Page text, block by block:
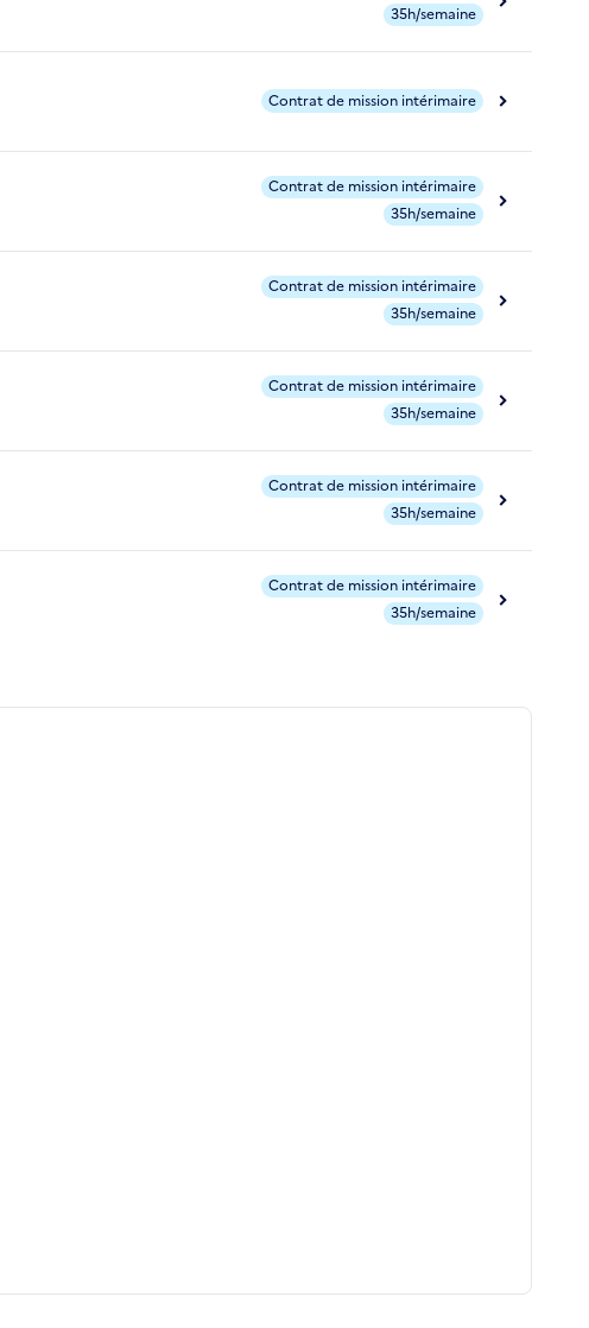
35h/semaine
Contrat de mission intérimaire
Contrat de mission intérimaire
35h/semaine
Contrat de mission intérimaire
35h/semaine
Contrat de mission intérimaire
35h/semaine
Contrat de mission intérimaire
35h/semaine
Contrat de mission intérimaire
35h/semaine